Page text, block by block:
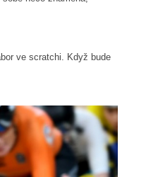
ve scratchi. Když bude